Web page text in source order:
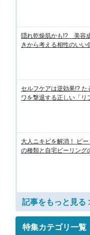
隠れ乾燥肌かも!? 美容
きから考える相性のいい
セルフケアは逆効果!? た
ワを撃退する正しい「リ
大人ニキビを解消！ ピー
の種類と自宅ピーリング
記事をもっと見
特集カテゴリ一覧